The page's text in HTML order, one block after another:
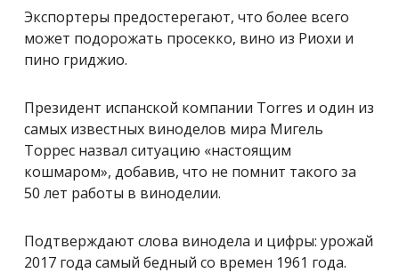
Экспортеры предостерегают, что более всего
может подорожать просекко, вино из Риохи и
пино гриджио.
Президент испанской компании Torres и один из
самых известных виноделов мира Мигель
Торрес назвал ситуацию «настоящим
кошмаром», добавив, что не помнит такого за
50 лет работы в виноделии.
Подтверждают слова винодела и цифры: урожай
2017 года самый бедный со времен 1961 года.